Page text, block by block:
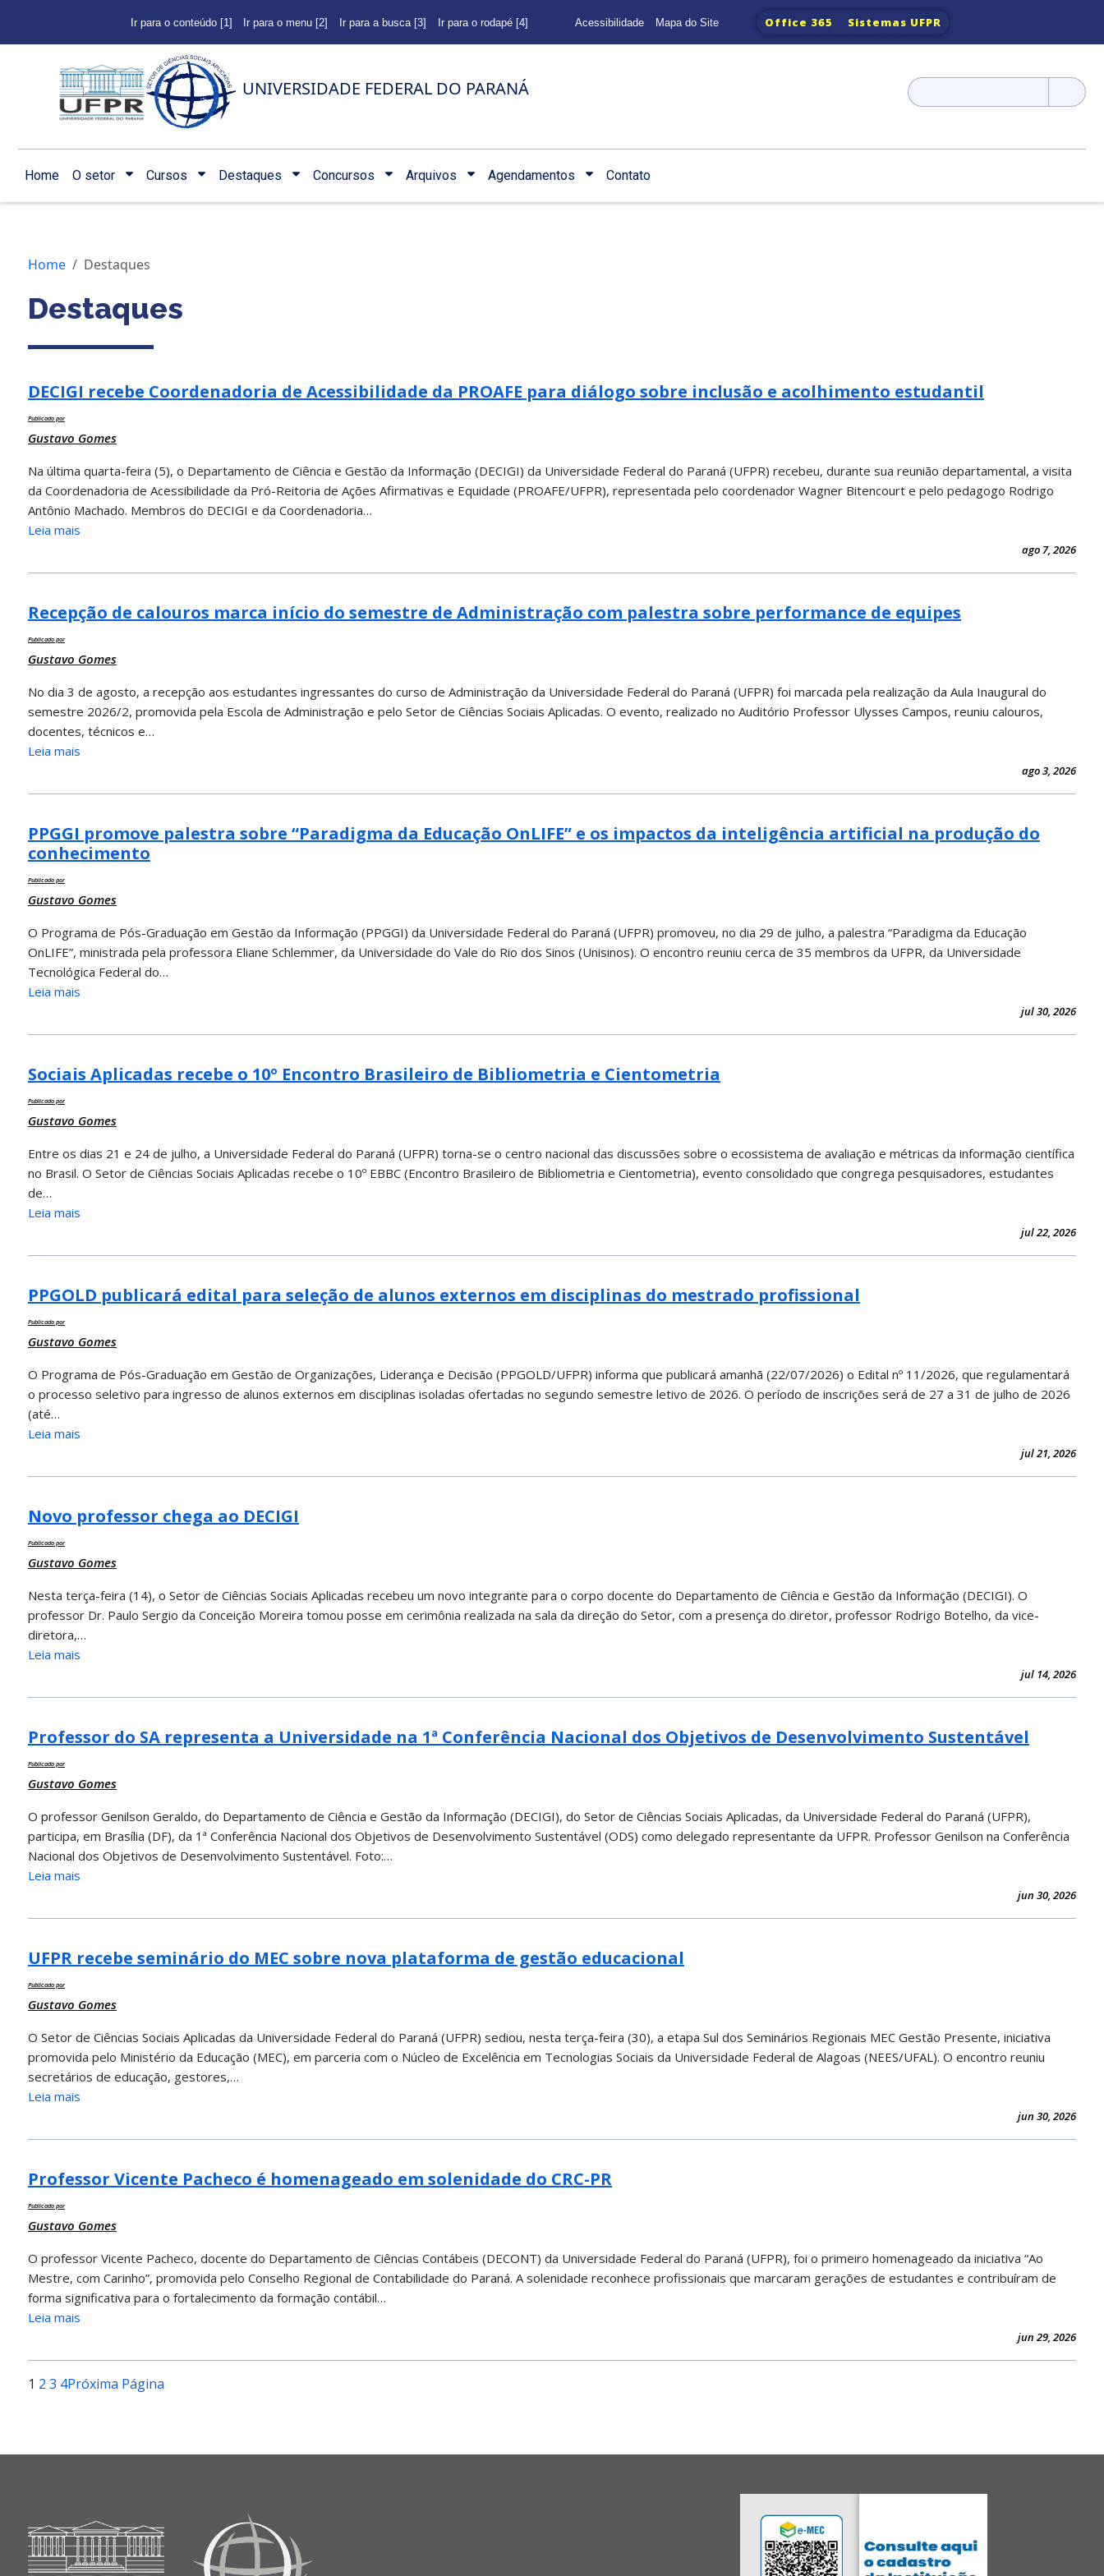
Ir para o conteúdo [1] Ir para o menu [2] Ir para a busca [3] Ir para o rodapé [4] Acessibilidade Mapa do Site Office 365 Sistemas UFPR
UNIVERSIDADE FEDERAL DO PARANÁ
Pesquisar
por:
Home O setor Cursos Destaques Concursos Arquivos Agendamentos Contato
Home Destaques
Destaques
DECIGI recebe Coordenadoria de Acessibilidade da PROAFE para diálogo sobre inclusão e acolhimento estudantil
Publicado por
Gustavo Gomes
Na última quarta-feira (5), o Departamento de Ciência e Gestão da Informação (DECIGI) da Universidade Federal do Paraná (UFPR) recebeu, durante sua reunião departamental, a visita
da Coordenadoria de Acessibilidade da Pró-Reitoria de Ações Afirmativas e Equidade (PROAFE/UFPR), representada pelo coordenador Wagner Bitencourt e pelo pedagogo Rodrigo
Antônio Machado. Membros do DECIGI e da Coordenadoria…
Leia mais
ago 7, 2026
Recepção de calouros marca início do semestre de Administração com palestra sobre performance de equipes
Publicado por
Gustavo Gomes
No dia 3 de agosto, a recepção aos estudantes ingressantes do curso de Administração da Universidade Federal do Paraná (UFPR) foi marcada pela realização da Aula Inaugural do
semestre 2026/2, promovida pela Escola de Administração e pelo Setor de Ciências Sociais Aplicadas. O evento, realizado no Auditório Professor Ulysses Campos, reuniu calouros,
docentes, técnicos e…
Leia mais
ago 3, 2026
PPGGI promove palestra sobre “Paradigma da Educação OnLIFE” e os impactos da inteligência artificial na produção do
conhecimento
Publicado por
Gustavo Gomes
O Programa de Pós-Graduação em Gestão da Informação (PPGGI) da Universidade Federal do Paraná (UFPR) promoveu, no dia 29 de julho, a palestra “Paradigma da Educação
OnLIFE”, ministrada pela professora Eliane Schlemmer, da Universidade do Vale do Rio dos Sinos (Unisinos). O encontro reuniu cerca de 35 membros da UFPR, da Universidade
Tecnológica Federal do…
Leia mais
jul 30, 2026
Sociais Aplicadas recebe o 10º Encontro Brasileiro de Bibliometria e Cientometria
Publicado por
Gustavo Gomes
Entre os dias 21 e 24 de julho, a Universidade Federal do Paraná (UFPR) torna-se o centro nacional das discussões sobre o ecossistema de avaliação e métricas da informação científica
no Brasil. O Setor de Ciências Sociais Aplicadas recebe o 10º EBBC (Encontro Brasileiro de Bibliometria e Cientometria), evento consolidado que congrega pesquisadores, estudantes
de…
Leia mais
jul 22, 2026
PPGOLD publicará edital para seleção de alunos externos em disciplinas do mestrado profissional
Publicado por
Gustavo Gomes
O Programa de Pós-Graduação em Gestão de Organizações, Liderança e Decisão (PPGOLD/UFPR) informa que publicará amanhã (22/07/2026) o Edital nº 11/2026, que regulamentará
o processo seletivo para ingresso de alunos externos em disciplinas isoladas ofertadas no segundo semestre letivo de 2026. O período de inscrições será de 27 a 31 de julho de 2026
(até…
Leia mais
jul 21, 2026
Novo professor chega ao DECIGI
Publicado por
Gustavo Gomes
Nesta terça-feira (14), o Setor de Ciências Sociais Aplicadas recebeu um novo integrante para o corpo docente do Departamento de Ciência e Gestão da Informação (DECIGI). O
professor Dr. Paulo Sergio da Conceição Moreira tomou posse em cerimônia realizada na sala da direção do Setor, com a presença do diretor, professor Rodrigo Botelho, da vice-
diretora,…
Leia mais
jul 14, 2026
Professor do SA representa a Universidade na 1ª Conferência Nacional dos Objetivos de Desenvolvimento Sustentável
Publicado por
Gustavo Gomes
O professor Genilson Geraldo, do Departamento de Ciência e Gestão da Informação (DECIGI), do Setor de Ciências Sociais Aplicadas, da Universidade Federal do Paraná (UFPR),
participa, em Brasília (DF), da 1ª Conferência Nacional dos Objetivos de Desenvolvimento Sustentável (ODS) como delegado representante da UFPR. Professor Genilson na Conferência
Nacional dos Objetivos de Desenvolvimento Sustentável. Foto:…
Leia mais
jun 30, 2026
UFPR recebe seminário do MEC sobre nova plataforma de gestão educacional
Publicado por
Gustavo Gomes
O Setor de Ciências Sociais Aplicadas da Universidade Federal do Paraná (UFPR) sediou, nesta terça-feira (30), a etapa Sul dos Seminários Regionais MEC Gestão Presente, iniciativa
promovida pelo Ministério da Educação (MEC), em parceria com o Núcleo de Excelência em Tecnologias Sociais da Universidade Federal de Alagoas (NEES/UFAL). O encontro reuniu
secretários de educação, gestores,…
Leia mais
jun 30, 2026
Professor Vicente Pacheco é homenageado em solenidade do CRC-PR
Publicado por
Gustavo Gomes
O professor Vicente Pacheco, docente do Departamento de Ciências Contábeis (DECONT) da Universidade Federal do Paraná (UFPR), foi o primeiro homenageado da iniciativa “Ao
Mestre, com Carinho”, promovida pelo Conselho Regional de Contabilidade do Paraná. A solenidade reconhece profissionais que marcaram gerações de estudantes e contribuíram de
forma significativa para o fortalecimento da formação contábil…
Leia mais
jun 29, 2026
1 2 3 4Próxima Página